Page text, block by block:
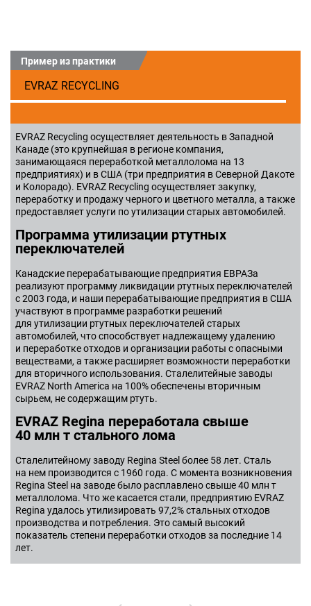
Пример из практики
EVRAZ RECYCLING
EVRAZ Recycling осуществляет деятельность в Западной
Канаде (это крупнейшая в регионе компания,
занимающаяся переработкой металлолома на 13
предприятиях) и в США (три предприятия в Северной Дакоте
и Колорадо). EVRAZ Recycling осуществляет закупку,
переработку и продажу черного и цветного металла, а также
предоставляет услуги по утилизации старых автомобилей.
Программа утилизации ртутных
переключателей
Канадские перерабатывающие предприятия ЕВРАЗа
реализуют программу ликвидации ртутных переключателей
с 2003 года, и наши перерабатывающие предприятия в США
участвуют в программе разработки решений
для утилизации ртутных переключателей старых
автомобилей, что способствует надлежащему удалению
и переработке отходов и организации работы с опасными
веществами, а также расширяет возможности переработки
для вторичного использования. Сталелитейные заводы
EVRAZ North America на 100% обеспечены вторичным
сырьем, не содержащим ртуть.
EVRAZ Regina переработала свыше
40 млн т стального лома
Сталелитейному заводу Regina Steel более 58 лет. Сталь
на нем производится с 1960 года. С момента возникновения
Regina Steel на заводе было расплавлено свыше 40 млн т
металлолома. Что же касается стали, предприятию EVRAZ
Regina удалось утилизировать 97,2% стальных отходов
производства и потребления. Это самый высокий
показатель степени переработки отходов за последние 14
лет.